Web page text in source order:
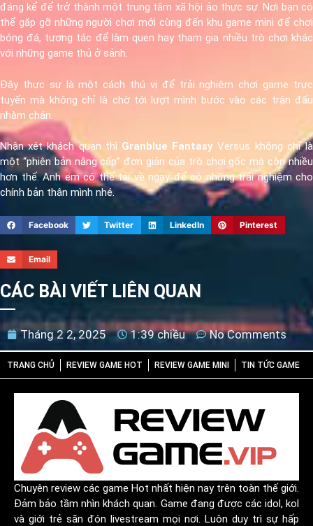
đáng kể để trở thành một trung tâm xã hội ảo thực sự. Nơi bạn có
thể gặp gỡ những người chơi mới cùng đến khu game mini để chơi
bóng đá, tương tác để làm quen hay tham gia nhiều trò chơi khác
với những game thủ ở sảnh.
Đây thực sự là một cách thú vị để trải nghiệm chơi game trực
tuyến mà không chỉ là chờ tới lượt mình bước vào các trận đấu
nhàm chán.
Nhận xét khách quan thì Granblue Fantasy Versus không chỉ là
một “phiên bản nâng cấp” đơn giản của trò chơi gốc mà còn nhiều
hơn thế. Anh em có thể tải về ngay để có những trải nghiệm cho
chính bản thân mình nhé.
Facebook Twitter LinkedIn Pinterest
Email
CÁC BÀI VIẾT LIÊN QUAN
Tháng 2 2, 2025 1:39 chiều No Comments
TRANG CHỦ REVIEW GAME HOT REVIEW GAME MINI TIN TỨC GAME
Chuyên review các game Hot nhất hiện nay trên toàn thế giới.
Đảm bảo tầm nhìn khách quan. Game đang được các idol, kol
và giới trẻ săn đón livestream mọi nơi. Luôn duy trì sự hấp